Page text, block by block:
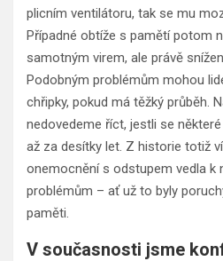
plicním ventilátoru, tak se mu
Případné obtíže s pamětí potom
samotným virem, ale právě
Podobným problémům mohou
chřipky, pokud má těžký průběh.
nedovedeme říct, jestli se
až za desítky let. Z historie totiž
onemocnění s odstupem vedla k
problémům – ať už to byly
paměti.
V současnosti jsme